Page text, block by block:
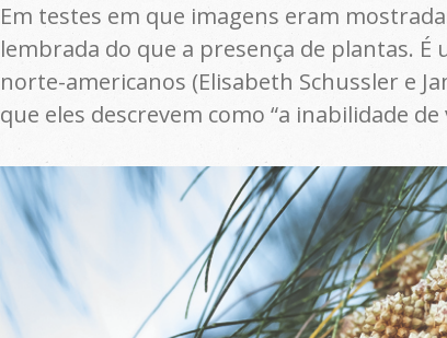
Em testes em que imagens eram
lembrada do que a presença de plantas.
norte-americanos (Elisabeth Schussler e
que eles descrevem como “a inabilidade